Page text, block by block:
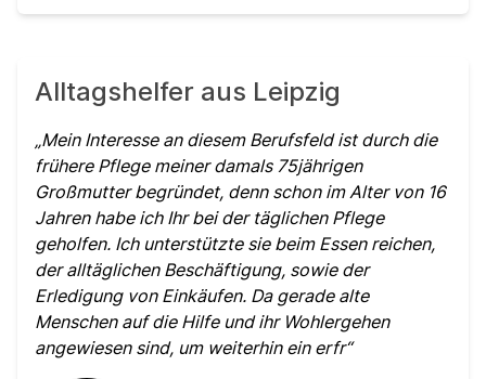
Alltagshelfer aus Leipzig
Mein Interesse an diesem Berufsfeld ist durch die
frühere Pflege meiner damals 75jährigen
Großmutter begründet, denn schon im Alter von 16
Jahren habe ich Ihr bei der täglichen Pflege
geholfen. Ich unterstützte sie beim Essen reichen,
der alltäglichen Beschäftigung, sowie der
Erledigung von Einkäufen. Da gerade alte
Menschen auf die Hilfe und ihr Wohlergehen
angewiesen sind, um weiterhin ein erfr